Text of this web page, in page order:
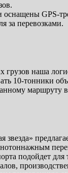
GPS-
за перевозками.
грузов наша
10-тонники
маршруту
звезда»
подойдет для